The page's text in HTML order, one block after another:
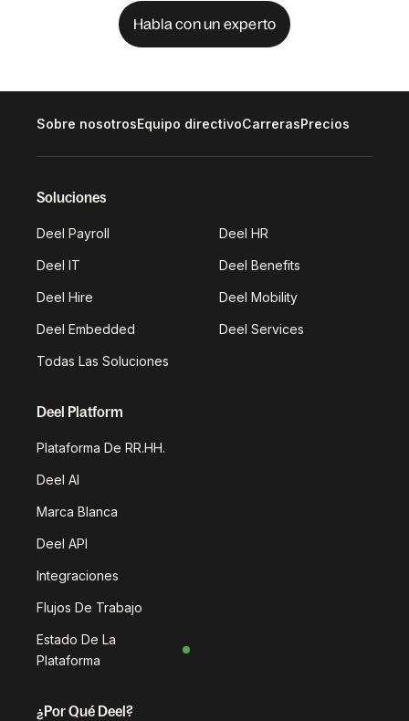
Habla con un experto
Sobre nosotrosEquipo directivoCarrerasPrecios
Soluciones
Deel Payroll Deel HR
Deel IT Deel Benefits
Deel Hire Deel Mobility
Deel Embedded Deel Services
Todas Las Soluciones
Deel Platform
Plataforma De RR.HH.
Deel AI
Marca Blanca
Deel API
Integraciones
Flujos De Trabajo
Estado De La
Plataforma
¿Por Qué Deel?